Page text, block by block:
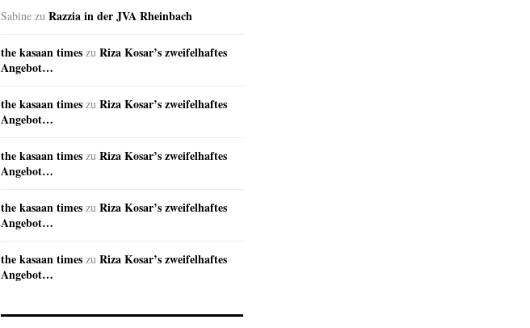
Sabine zu Razzia in der JVA Rheinbach
the kasaan times zu Riza Kosar’s zweifelhaftes
Angebot…
the kasaan times zu Riza Kosar’s zweifelhaftes
Angebot…
the kasaan times zu Riza Kosar’s zweifelhaftes
Angebot…
the kasaan times zu Riza Kosar’s zweifelhaftes
Angebot…
the kasaan times zu Riza Kosar’s zweifelhaftes
Angebot…